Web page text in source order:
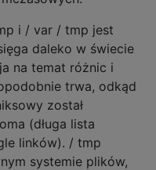
i / var / tmp jest
daleko w świecie
na temat różnic i
trwa, odkąd
został
(długa lista
linków). / tmp
systemie plików,